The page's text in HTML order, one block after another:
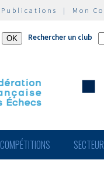
Publications | Mon
Rechercher un club
COMPÉTITIONS